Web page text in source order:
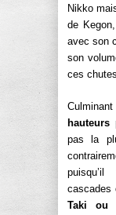
Nikko
de
avec son
son
ces
pas la
cascades
Taki ou